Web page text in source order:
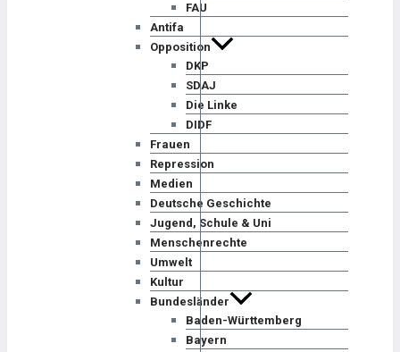
FAU
Antifa
Opposition
DKP
SDAJ
Die Linke
DIDF
Frauen
Repression
Medien
Deutsche Geschichte
Jugend, Schule & Uni
Menschenrechte
Umwelt
Kultur
Bundesländer
Baden-Württemberg
Bayern